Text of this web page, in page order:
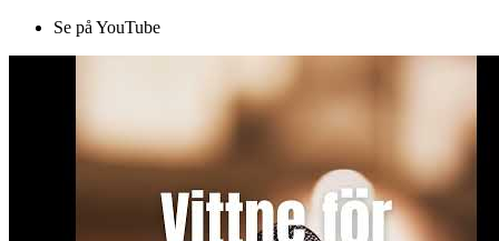
Se på YouTube